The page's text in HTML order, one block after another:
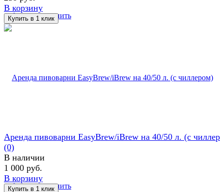
избранное сравнить
В корзину
избранное сравнить
Аренда пивоварни EasyBrew/iBrew на 40/50 л. (с
(0)
В наличии
1 000 руб.
В корзину